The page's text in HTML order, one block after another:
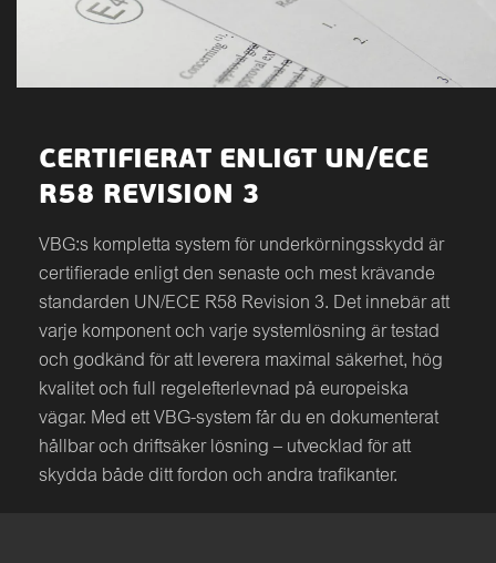
CERTIFIERAT ENLIGT UN/ECE
R58 REVISION 3
VBG:s kompletta system för underkörningsskydd är
certifierade enligt den senaste och mest krävande
standarden UN/ECE R58 Revision 3. Det innebär att
varje komponent och varje systemlösning är testad
och godkänd för att leverera maximal säkerhet, hög
kvalitet och full regelefterlevnad på europeiska
vägar. Med ett VBG-system får du en dokumenterat
hållbar och driftsäker lösning – utvecklad för att
skydda både ditt fordon och andra trafikanter.